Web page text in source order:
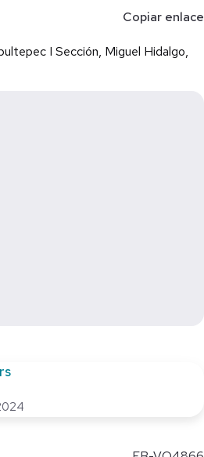
Copiar enlace
I Sección, Miguel Hidalgo,